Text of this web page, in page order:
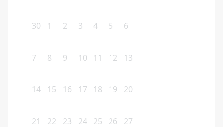
30 1 2 3 4 5 6
7 8 9 10 11 12 13
14 15 16 17 18 19 20
21 22 23 24 25 26 27